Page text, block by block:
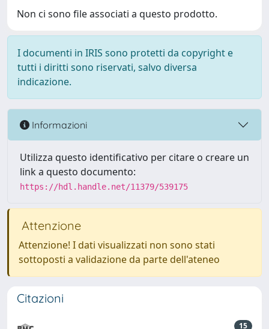
Non ci sono file associati a questo prodotto.
I documenti in IRIS sono protetti da copyright e
tutti i diritti sono riservati, salvo diversa
indicazione.
Informazioni
Utilizza questo identificativo per citare o creare un
link a questo documento:
https://hdl.handle.net/11379/539175
Attenzione
Attenzione! I dati visualizzati non sono stati
sottoposti a validazione da parte dell'ateneo
Citazioni
15